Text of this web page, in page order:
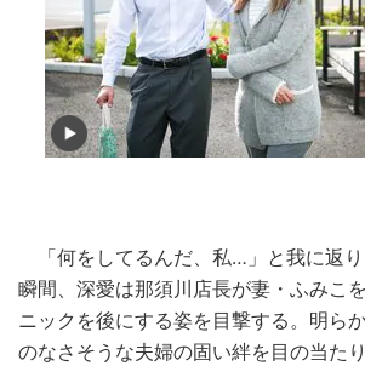
「何をしてるんだ、私…」と我に返
瞬間、深愛は那須川店長が妻・ふみこ
ニックを後にする姿を目撃する。明ら
のなさそうな夫婦の固い絆を目の当た